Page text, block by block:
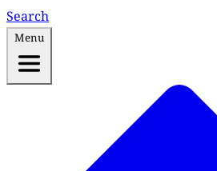
Search
Menu